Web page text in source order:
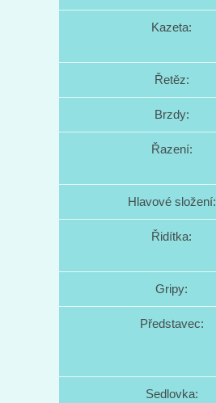
Kazeta:
Řetěz:
Brzdy:
Řazení:
Hlavové složení:
Řidítka:
Gripy:
Představec:
Sedlovka: